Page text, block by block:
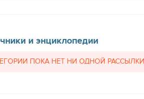
и энциклопедии
ПОКА НЕТ НИ ОДНОЙ РАССЫЛКИ